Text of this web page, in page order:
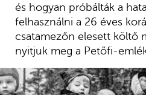
és hogyan próbálták a
felhasználni a 26 éves
csatamezőn elesett költő
nyitjuk meg a Petőfi-